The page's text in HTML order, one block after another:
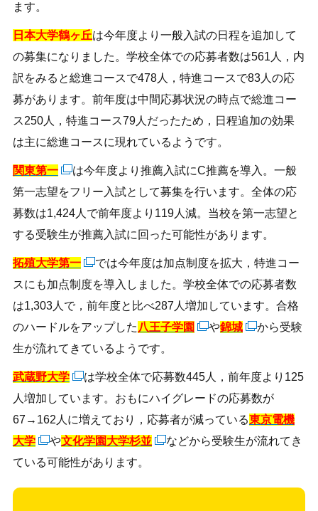
ます。
日本大学鶴ヶ丘は今年度より一般入試の日程を追加して
の募集になりました。学校全体での応募者数は561人，内
訳をみると総進コースで478人，特進コースで83人の応
募があります。前年度は中間応募状況の時点で総進コー
ス250人，特進コース79人だったため，日程追加の効果
は主に総進コースに現れているようです。
関東第一
は今年度より推薦入試にC推薦を導入。一般
第一志望をフリー入試として募集を行います。全体の応
募数は1,424人で前年度より119人減。当校を第一志望と
する受験生が推薦入試に回った可能性があります。
拓殖大学第一
では今年度は加点制度を拡大，特進コー
スにも加点制度を導入しました。学校全体での応募者数
は1,303人で，前年度と比べ287人増加しています。合格
のハードルをアップした 八王子学園 や錦城
から受験
生が流れてきているようです。
武蔵野大学
は学校全体で応募数445人，前年度より125
人増加しています。おもにハイグレードの応募数が
67→162人に増えており，応募者が減っている東京電機
大学
や文化学園大学杉並
などから受験生が流れてき
ている可能性があります。